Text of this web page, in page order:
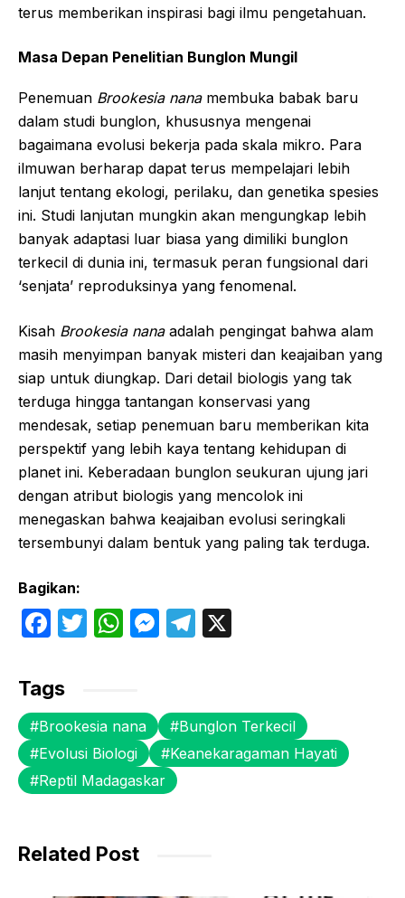
terus memberikan inspirasi bagi ilmu pengetahuan.
Masa Depan Penelitian Bunglon Mungil
Penemuan Brookesia nanamembuka babak baru
dalam studi bunglon, khususnya mengenai
bagaimana evolusi bekerja pada skala mikro. Para
ilmuwan berharap dapat terus mempelajari lebih
lanjut tentang ekologi, perilaku, dan genetika spesies
ini. Studi lanjutan mungkin akan mengungkap lebih
banyak adaptasi luar biasa yang dimiliki bunglon
terkecil di dunia ini, termasuk peran fungsional dari
‘senjata’ reproduksinya yang fenomenal.
Kisah Brookesia nanaadalah pengingat bahwa alam
masih menyimpan banyak misteri dan keajaiban yang
siap untuk diungkap. Dari detail biologis yang tak
terduga hingga tantangan konservasi yang
mendesak, setiap penemuan baru memberikan kita
perspektif yang lebih kaya tentang kehidupan di
planet ini. Keberadaan bunglon seukuran ujung jari
dengan atribut biologis yang mencolok ini
menegaskan bahwa keajaiban evolusi seringkali
tersembunyi dalam bentuk yang paling tak terduga.
Bagikan:
F
c
e
b
o
o
T
er
W
s
A
p
p
M
s
e
n
g
T
gr
a
m
Tags
Brookesia nana
Bunglon Terkecil
Evolusi Biologi
Keanekaragaman Hayati
Reptil Madagaskar
Related Post